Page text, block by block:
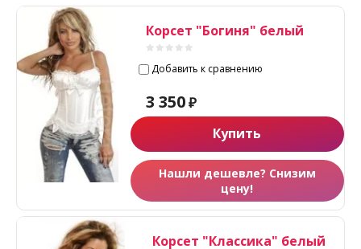
Корсет "Богиня" белый
Добавить к сравнению
3 350₽
Купить
Нашли дешевле? Снизим
цену!
Корсет "Классика" белый